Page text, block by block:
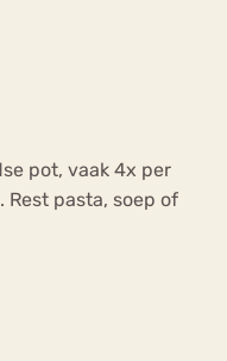
pot, vaak 4x per
Rest pasta, soep of